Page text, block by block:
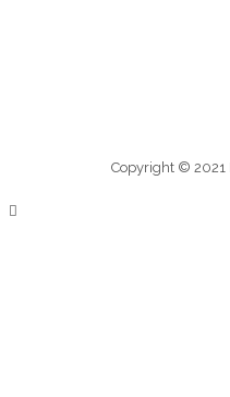
Copyright © 2021